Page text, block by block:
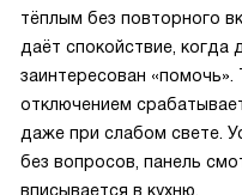
тёплым без повторного
даёт спокойствие,
заинтересован
отключением
даже при слабом свете.
без вопросов, панель
вписывается в кухню.